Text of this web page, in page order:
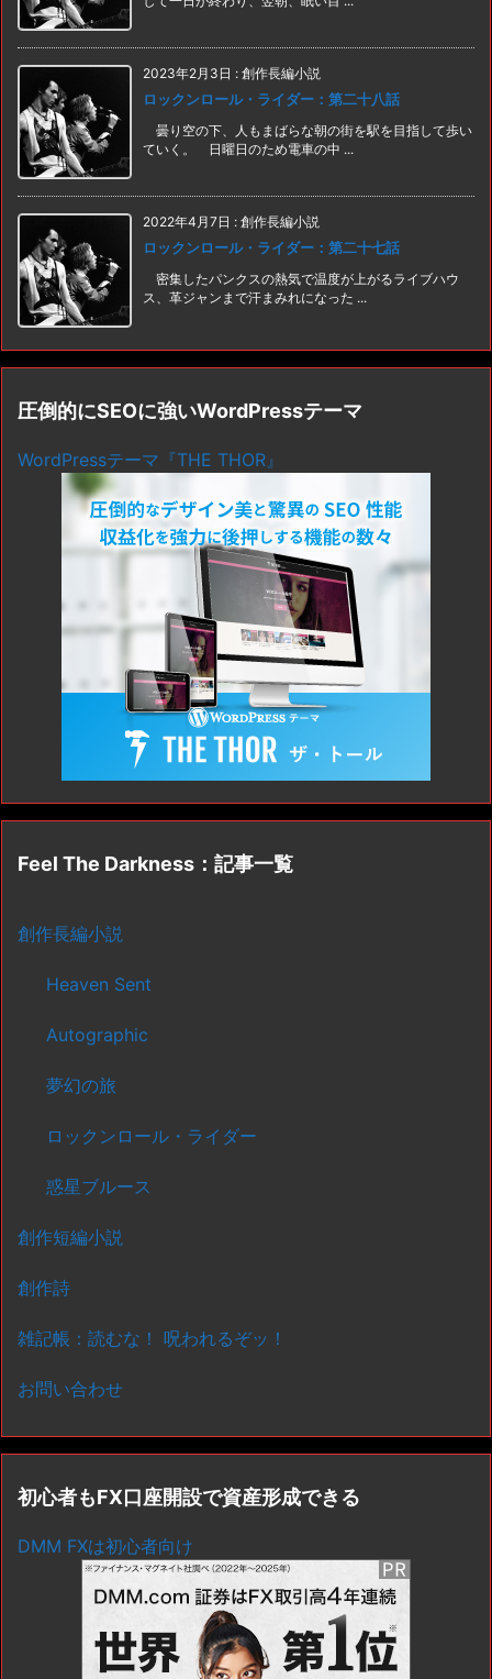
2023年2月3日 : 創作長編小説
ロックンロール・ライダー：第二十八話
曇り空の下、人もまばらな朝の街を駅を目指して歩い
ていく。 日曜日のため電車の中 ...
2022年4月7日 : 創作長編小説
ロックンロール・ライダー：第二十七話
密集したパンクスの熱気で温度が上がるライブハウ
ス、革ジャンまで汗まみれになった ...
圧倒的にSEOに強いWordPressテーマ
WordPressテーマ『THE THOR』
Feel The Darkness：記事一覧
創作長編小説
Heaven Sent
Autographic
夢幻の旅
ロックンロール・ライダー
惑星ブルース
創作短編小説
創作詩
雑記帳：読むな！ 呪われるぞッ！
お問い合わせ
初心者もFX口座開設で資産形成できる
DMM FXは初心者向け